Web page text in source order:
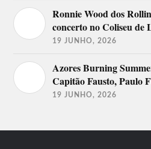
Ronnie Wood dos
concerto no Coliseu de
19 JUNHO, 2026
Azores Burning
Capitão Fausto, Paulo
19 JUNHO, 2026